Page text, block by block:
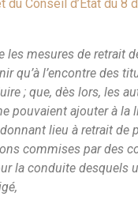
du Conseil d’Etat du 8
les mesures de retrait
qu’à l’encontre des
; que, dès lors, les
pouvaient ajouter à la
lieu à retrait de
commises par des
la conduite desquels